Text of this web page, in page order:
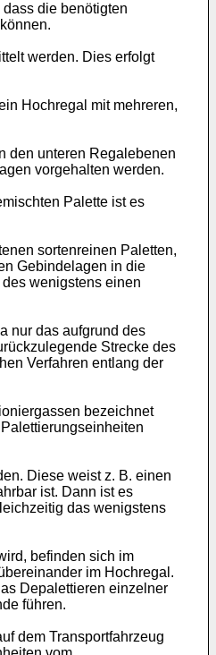
die benötigten
werden. Dies erfolgt
Hochregal mit mehreren,
den unteren Regalebenen
vorgehalten werden.
Palette ist es
sortenreinen Paletten,
Gebindelagen in die
wenigstens einen
nur das aufgrund des
Strecke des
Verfahren entlang der
bezeichnet
Diese weist z. B. einen
ist. Dann ist es
das wenigstens
befinden sich im
im Hochregal.
Depalettieren einzelner
führen.
dem Transportfahrzeug